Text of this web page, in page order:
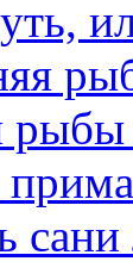
рыбы